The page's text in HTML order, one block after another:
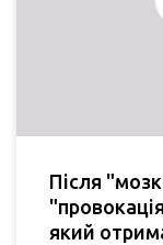
Після
який